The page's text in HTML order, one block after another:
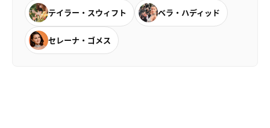
テイラー・スウィフト ベラ・ハディッド
セレーナ・ゴメス